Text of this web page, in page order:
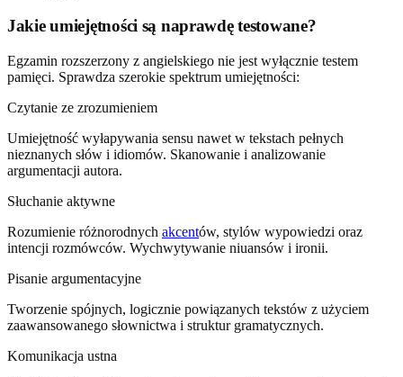
Jakie umiejętności są naprawdę testowane?
Egzamin rozszerzony z angielskiego nie jest wyłącznie testem
pamięci. Sprawdza szerokie spektrum umiejętności:
Czytanie ze zrozumieniem
Umiejętność wyłapywania sensu nawet w tekstach pełnych
nieznanych słów i idiomów. Skanowanie i analizowanie
argumentacji autora.
Słuchanie aktywne
Rozumienie różnorodnych akcentów, stylów wypowiedzi oraz
intencji rozmówców. Wychwytywanie niuansów i ironii.
Pisanie argumentacyjne
Tworzenie spójnych, logicznie powiązanych tekstów z użyciem
zaawansowanego słownictwa i struktur gramatycznych.
Komunikacja ustna